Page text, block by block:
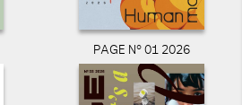
PAGE N° 01 2026